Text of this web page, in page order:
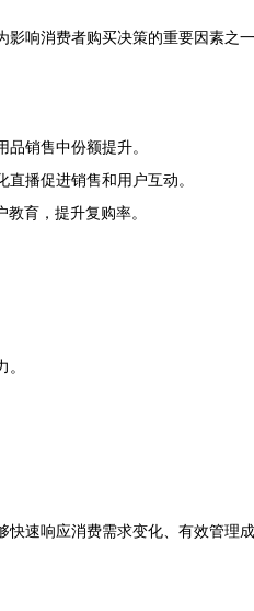
响消费者购买决策的重要因素之一
销售中份额提升。
播促进销售和用户互动。
育，提升复购率。
速响应消费需求变化、有效管理